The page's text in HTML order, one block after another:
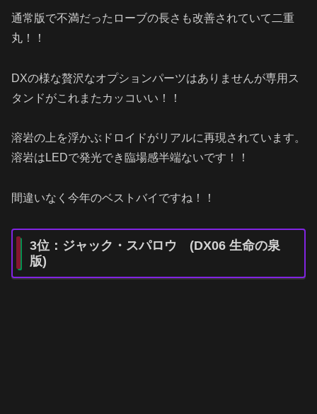
通常版で不満だったローブの長さも改善されていて二重
丸！！
DXの様な贅沢なオプションパーツはありませんが専用ス
タンドがこれまたカッコいい！！
溶岩の上を浮かぶドロイドがリアルに再現されています。
溶岩はLEDで発光でき臨場感半端ないです！！
間違いなく今年のベストバイですね！！
3位：ジャック・スパロウ (DX06 生命の泉
版)